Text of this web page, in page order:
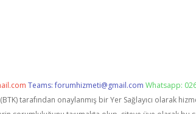
Teams:forumhizmeti@gmail.com Whatsapp:
tarafından onaylanmış bir Yer Sağlayıcı olarak